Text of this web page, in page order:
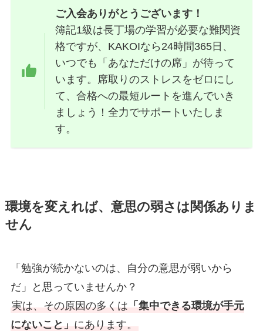
ご入会ありがとうございます！
簿記1級は長丁場の学習が必要な難関資
格ですが、KAKOIなら24時間365日、
いつでも「あなただけの席」が待って
います。席取りのストレスをゼロにし
て、合格への最短ルートを進んでいき
ましょう！全力でサポートいたしま
す。
環境を変えれば、意思の弱さは関係ありま
せん
「勉強が続かないのは、自分の意思が弱いから
だ」と思っていませんか？
実は、その原因の多くは 「集中できる環境が手元
にないこと」 にあります。